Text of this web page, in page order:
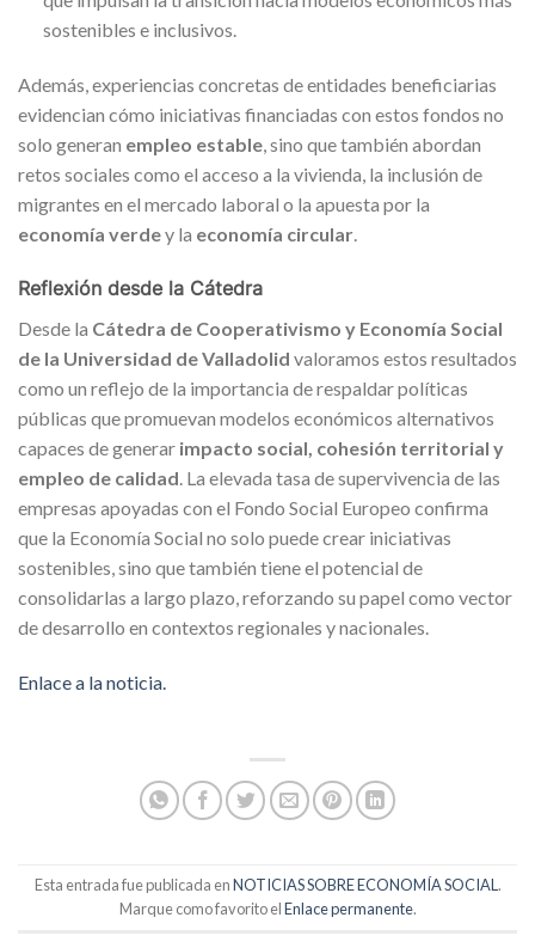
sostenibles e inclusivos.
Además, experiencias concretas de entidades beneficiarias
evidencian cómo iniciativas financiadas con estos fondos no
solo generan empleo estable, sino que también abordan
retos sociales como el acceso a la vivienda, la inclusión de
migrantes en el mercado laboral o la apuesta por la
economía verdey la economía circular.
Reflexión desde la Cátedra
Desde la Cátedra de Cooperativismo y Economía Social
de la Universidad de Valladolid valoramos estos resultados
como un reflejo de la importancia de respaldar políticas
públicas que promuevan modelos económicos alternativos
capaces de generar impacto social, cohesión territorial y
empleo de calidad . La elevada tasa de supervivencia de las
empresas apoyadas con el Fondo Social Europeo confirma
que la Economía Social no solo puede crear iniciativas
sostenibles, sino que también tiene el potencial de
consolidarlas a largo plazo, reforzando su papel como vector
de desarrollo en contextos regionales y nacionales.
Enlace a la noticia.
Esta entrada fue publicada enNOTICIAS SOBRE ECONOMÍA SOCIAL .
Marque como favorito elEnlace permanente.